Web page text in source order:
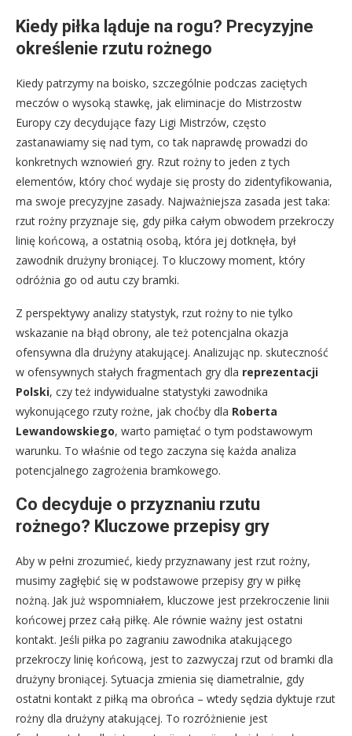
Kiedy piłka ląduje na rogu? Precyzyjne
określenie rzutu rożnego
Kiedy patrzymy na boisko, szczególnie podczas zaciętych
meczów o wysoką stawkę, jak eliminacje do Mistrzostw
Europy czy decydujące fazy Ligi Mistrzów, często
zastanawiamy się nad tym, co tak naprawdę prowadzi do
konkretnych wznowień gry. Rzut rożny to jeden z tych
elementów, który choć wydaje się prosty do zidentyfikowania,
ma swoje precyzyjne zasady. Najważniejsza zasada jest taka:
rzut rożny przyznaje się, gdy piłka całym obwodem przekroczy
linię końcową, a ostatnią osobą, która jej dotknęła, był
zawodnik drużyny broniącej. To kluczowy moment, który
odróżnia go od autu czy bramki.
Z perspektywy analizy statystyk, rzut rożny to nie tylko
wskazanie na błąd obrony, ale też potencjalna okazja
ofensywna dla drużyny atakującej. Analizując np. skuteczność
w ofensywnych stałych fragmentach gry dla reprezentacji
Polski, czy też indywidualne statystyki zawodnika
wykonującego rzuty rożne, jak choćby dla Roberta
Lewandowskiego, warto pamiętać o tym podstawowym
warunku. To właśnie od tego zaczyna się każda analiza
potencjalnego zagrożenia bramkowego.
Co decyduje o przyznaniu rzutu
rożnego? Kluczowe przepisy gry
Aby w pełni zrozumieć, kiedy przyznawany jest rzut rożny,
musimy zagłębić się w podstawowe przepisy gry w piłkę
nożną. Jak już wspomniałem, kluczowe jest przekroczenie linii
końcowej przez całą piłkę. Ale równie ważny jest ostatni
kontakt. Jeśli piłka po zagraniu zawodnika atakującego
przekroczy linię końcową, jest to zazwyczaj rzut od bramki dla
drużyny broniącej. Sytuacja zmienia się diametralnie, gdy
ostatni kontakt z piłką ma obrońca – wtedy sędzia dyktuje rzut
rożny dla drużyny atakującej. To rozróżnienie jest